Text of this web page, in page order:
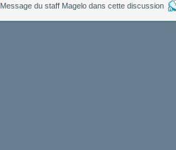
Message du staff Magelo dans cette discussion